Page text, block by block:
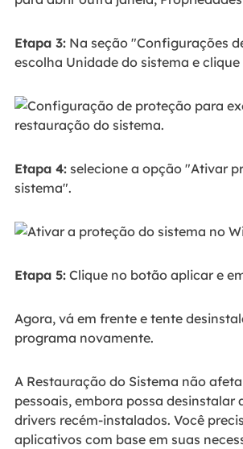
Etapa 3:Na seção "Configurações
escolha Unidade do sistema e
Etapa 4:selecione a opção "Ativar
sistema".
Etapa 5:Clique no botão aplicar e
Agora, vá em frente e tente
programa novamente.
A Restauração do Sistema não
pessoais, embora possa desinstalar
drivers recém-instalados. Você
aplicativos com base em suas